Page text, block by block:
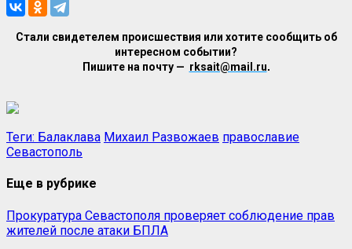
Стали свидетелем происшествия или хотите сообщить об
интересном событии?
Пишите на почту — rksait@mail.ru.
Теги: Балаклава Михаил Развожаев православие
Севастополь
Еще в рубрике
Прокуратура Севастополя проверяет соблюдение прав
жителей после атаки БПЛА